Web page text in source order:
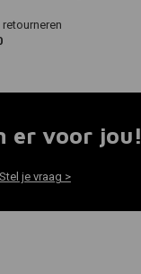
er voor jou!
Stel je vraag >